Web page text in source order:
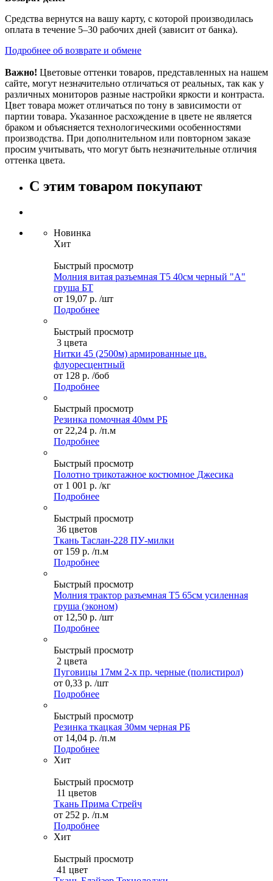
Средства вернутся на вашу карту, с которой производилась
оплата в течение 5–30 рабочих дней (зависит от банка).
Подробнее об возврате и обмене
Важно! Цветовые оттенки товаров, представленных на нашем
сайте, могут незначительно отличаться от реальных, так как у
различных мониторов разные настройки яркости и контраста.
Цвет товара может отличаться по тону в зависимости от
партии товара. Указанное расхождение в цвете не является
браком и объясняется технологическими особенностями
производства. При дополнительном или повторном заказе
просим учитывать, что могут быть незначительные отличия
оттенка цвета.
С этим товаром покупают
Новинка
Хит
Быстрый просмотр
Молния витая разъемная Т5 40см черный "А"
груша БТ
от 19,07 р. /шт
Подробнее
Быстрый просмотр
3 цвета
Нитки 45 (2500м) армированные цв.
флуоресцентный
от 128 р. /боб
Подробнее
Быстрый просмотр
Резинка помочная 40мм РБ
от 22,24 р. /п.м
Подробнее
Быстрый просмотр
Полотно трикотажное костюмное Джесика
от 1 001 р. /кг
Подробнее
Быстрый просмотр
36 цветов
Ткань Таслан-228 ПУ-милки
от 159 р. /п.м
Подробнее
Быстрый просмотр
Молния трактор разъемная Т5 65см усиленная
груша (эконом)
от 12,50 р. /шт
Подробнее
Быстрый просмотр
2 цвета
Пуговицы 17мм 2-х пр. черные (полистирол)
от 0,33 р. /шт
Подробнее
Быстрый просмотр
Резинка ткацкая 30мм черная РБ
от 14,04 р. /п.м
Подробнее
Хит
Быстрый просмотр
11 цветов
Ткань Прима Стрейч
от 252 р. /п.м
Подробнее
Хит
Быстрый просмотр
41 цвет